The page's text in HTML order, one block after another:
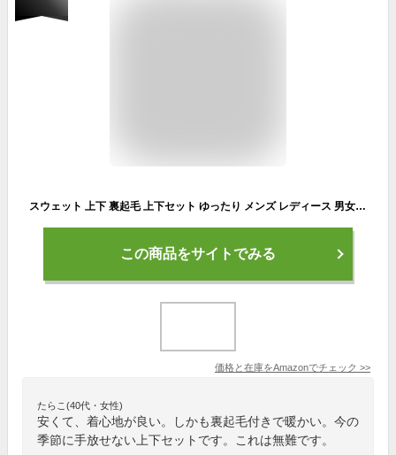
スウェット 上下 裏起毛 上下セット ゆったり メンズ レディース 男女兼用 M/L/LL パンツ スウェット上下 あったか (L, グレー)
この商品をサイトでみる
価格と在庫をAmazonでチェック >>
たらこ(40代・女性)
安くて、着心地が良い。しかも裏起毛付きで暖かい。今の
季節に手放せない上下セットです。これは無難です。